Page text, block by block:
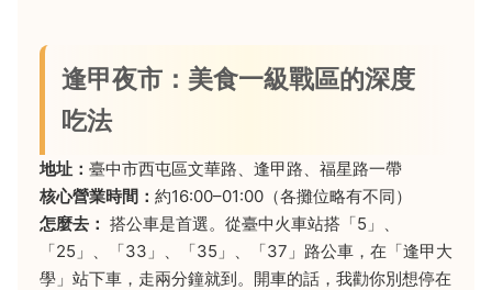
逢甲夜市：美食一級戰區的深度
吃法
地址： 臺中市西屯區文華路、逢甲路、福星路一帶
核心營業時間： 約16:00–01:00（各攤位略有不同）
怎麼去： 搭公車是首選。從臺中火車站搭「5」、
「25」、「33」、「35」、「37」路公車，在「逢甲大
學」站下車，走兩分鐘就到。開車的話，我勸你別想停在